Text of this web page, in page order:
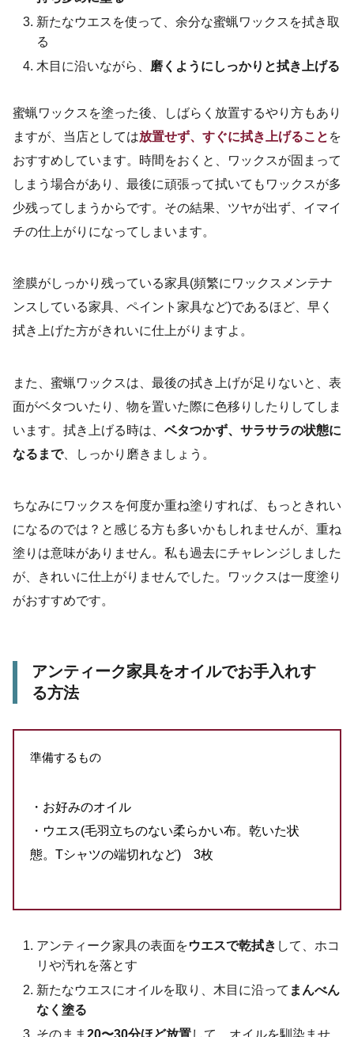
新たなウエスを使って、余分な蜜蝋ワックスを拭き取
る
木目に沿いながら、 磨くようにしっかりと拭き上げる
蜜蝋ワックスを塗った後、しばらく放置するやり方もあり
ますが、当店としては放置せず、すぐに拭き上げること を
おすすめしています。時間をおくと、ワックスが固まって
しまう場合があり、最後に頑張って拭いてもワックスが多
少残ってしまうからです。その結果、ツヤが出ず、イマイ
チの仕上がりになってしまいます。
塗膜がしっかり残っている家具(頻繁にワックスメンテナ
ンスしている家具、ペイント家具など)であるほど、早く
拭き上げた方がきれいに仕上がりますよ。
また、蜜蝋ワックスは、最後の拭き上げが足りないと、表
面がベタついたり、物を置いた際に色移りしたりしてしま
います。拭き上げる時は、 ベタつかず、サラサラの状態に
なるまで、しっかり磨きましょう。
ちなみにワックスを何度か重ね塗りすれば、もっときれい
になるのでは？と感じる方も多いかもしれませんが、重ね
塗りは意味がありません。私も過去にチャレンジしました
が、きれいに仕上がりませんでした。ワックスは一度塗り
がおすすめです。
アンティーク家具をオイルでお手入れす
る方法
準備するもの
・お好みのオイル
・ウエス(毛羽立ちのない柔らかい布。乾いた状
態。Tシャツの端切れなど) 3枚
アンティーク家具の表面をウエスで乾拭き して、ホコ
リや汚れを落とす
新たなウエスにオイルを取り、木目に沿って まんべん
なく塗る